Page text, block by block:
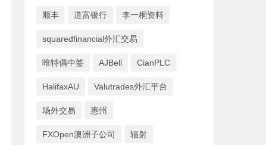
顺丰 道富银行 李一桐资料
squaredfinancial外汇交易
唯特偶中签 AJBell CianPLC
HalifaxAU Valutrades外汇平台
场外交易 惠州
FXOpen澳洲子公司 辐射